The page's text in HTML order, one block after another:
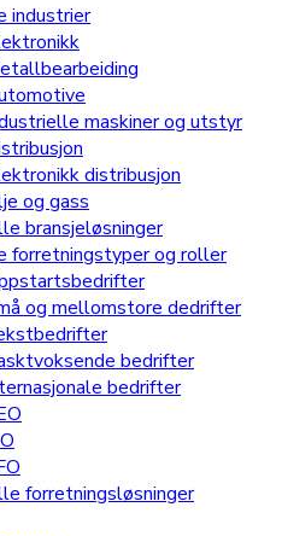
industrier
maskiner og utstyr
distribusjon
og gass
bransjeløsninger
forretningstyper og roller
og mellomstore dedrifter
bedrifter
bedrifter
forretningsløsninger